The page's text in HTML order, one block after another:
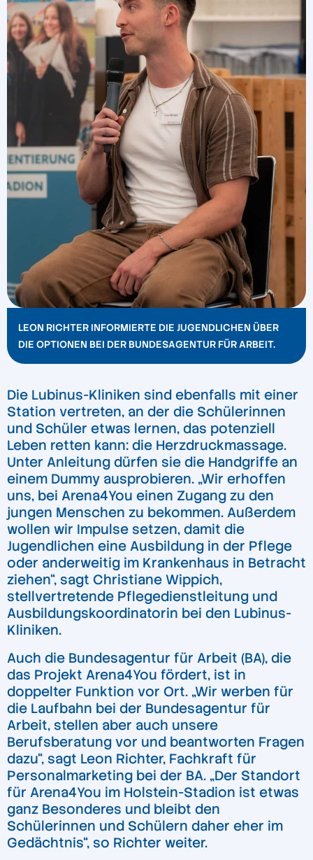
LEON RICHTER INFORMIERTE DIE JUGENDLICHEN ÜBER
DIE OPTIONEN BEI DER BUNDESAGENTUR FÜR ARBEIT.
Die Lubinus-Kliniken sind ebenfalls mit einer
Station vertreten, an der die Schülerinnen
und Schüler etwas lernen, das potenziell
Leben retten kann: die Herzdruckmassage.
Unter Anleitung dürfen sie die Handgriffe an
einem Dummy ausprobieren. „Wir erhoffen
uns, bei Arena4You einen Zugang zu den
jungen Menschen zu bekommen. Außerdem
wollen wir Impulse setzen, damit die
Jugendlichen eine Ausbildung in der Pflege
oder anderweitig im Krankenhaus in Betracht
ziehen“, sagt Christiane Wippich,
stellvertretende Pflegedienstleitung und
Ausbildungskoordinatorin bei den Lubinus-
Kliniken.
Auch die Bundesagentur für Arbeit (BA), die
das Projekt Arena4You fördert, ist in
doppelter Funktion vor Ort. „Wir werben für
die Laufbahn bei der Bundesagentur für
Arbeit, stellen aber auch unsere
Berufsberatung vor und beantworten Fragen
dazu“, sagt Leon Richter, Fachkraft für
Personalmarketing bei der BA. „Der Standort
für Arena4You im Holstein-Stadion ist etwas
ganz Besonderes und bleibt den
Schülerinnen und Schülern daher eher im
Gedächtnis“, so Richter weiter.